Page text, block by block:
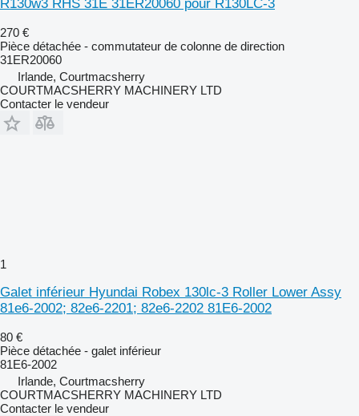
R130w3 RHS 31E 31ER20060 pour R130LC-3
270 €
Pièce détachée - commutateur de colonne de direction
31ER20060
Irlande, Courtmacsherry
COURTMACSHERRY MACHINERY LTD
Contacter le vendeur
1
Galet inférieur Hyundai Robex 130lc-3 Roller Lower Assy
81e6-2002; 82e6-2201; 82e6-2202 81E6-2002
80 €
Pièce détachée - galet inférieur
81E6-2002
Irlande, Courtmacsherry
COURTMACSHERRY MACHINERY LTD
Contacter le vendeur